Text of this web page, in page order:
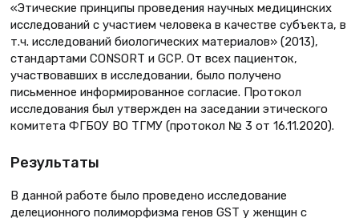
«Этические принципы проведения научных медицинских
исследований с участием человека в качестве субъекта, в
т.ч. исследований биологических материалов» (2013),
стандартами CONSORT и GCP. От всех пациенток,
участвовавших в исследовании, было получено
письменное информированное согласие. Протокол
исследования был утвержден на заседании этического
комитета ФГБОУ ВО ТГМУ (протокол № 3 от 16.11.2020).
Результаты
В данной работе было проведено исследование
делеционного полиморфизма генов GST у женщин с